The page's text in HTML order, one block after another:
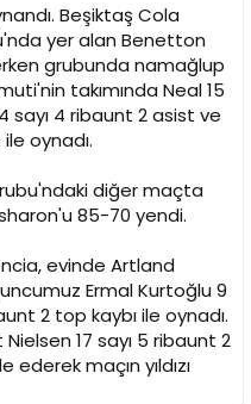
Beşiktaş Cola
yer alan Benetton
grubunda namağlup
takımında Neal 15
sayı 4 ribaunt 2 asist ve
oynadı.
diğer maçta
85-70 yendi.
evinde Artland
Ermal Kurtoğlu 9
2 top kaybı ile oynadı.
17 sayı 5 ribaunt 2
maçın yıldızı